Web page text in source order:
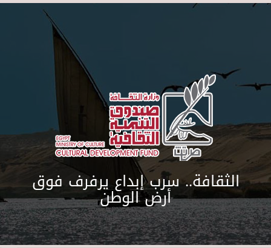
Skip to main content
الثقافة.. سرب إبداع يرفرف فوق
أرض الوطن